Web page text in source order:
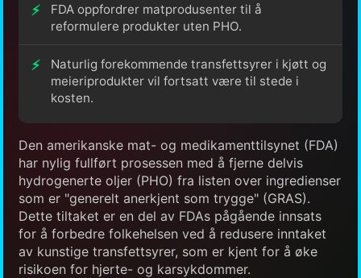
FDA oppfordrer matprodusenter til å
reformulere produkter uten PHO.
Naturlig forekommende transfettsyrer i kjøtt og
meieriprodukter vil fortsatt være til stede i
kosten.
Den amerikanske mat- og medikamenttilsynet (FDA)
har nylig fullført prosessen med å fjerne delvis
hydrogenerte oljer (PHO) fra listen over ingredienser
som er "generelt anerkjent som trygge" (GRAS).
Dette tiltaket er en del av FDAs pågående innsats
for å forbedre folkehelsen ved å redusere inntaket
av kunstige transfettsyrer, som er kjent for å øke
risikoen for hjerte- og karsykdommer.